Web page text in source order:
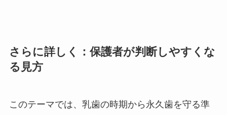
さらに詳しく：保護者が判断しやすくな
る見方
このテーマでは、乳歯の時期から永久歯を守る準